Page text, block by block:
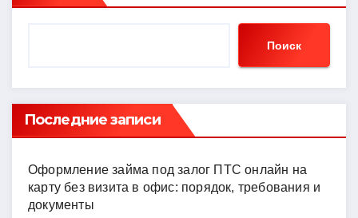
Поиск
Последние записи
Оформление займа под залог ПТС онлайн на
карту без визита в офис: порядок, требования и
документы